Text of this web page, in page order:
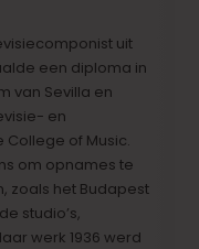
uit
een diploma in
van Sevilla en
en
of Music.
om opnames te
zoals het Budapest
studio’s,
werk 1936 werd